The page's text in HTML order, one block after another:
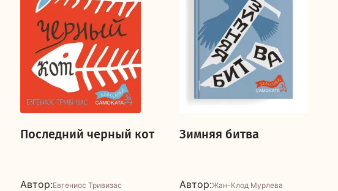
Последний черный кот
Автор:Евгениос Тривизас
Зимняя битва
Автор:Жан-Клод Мурлева